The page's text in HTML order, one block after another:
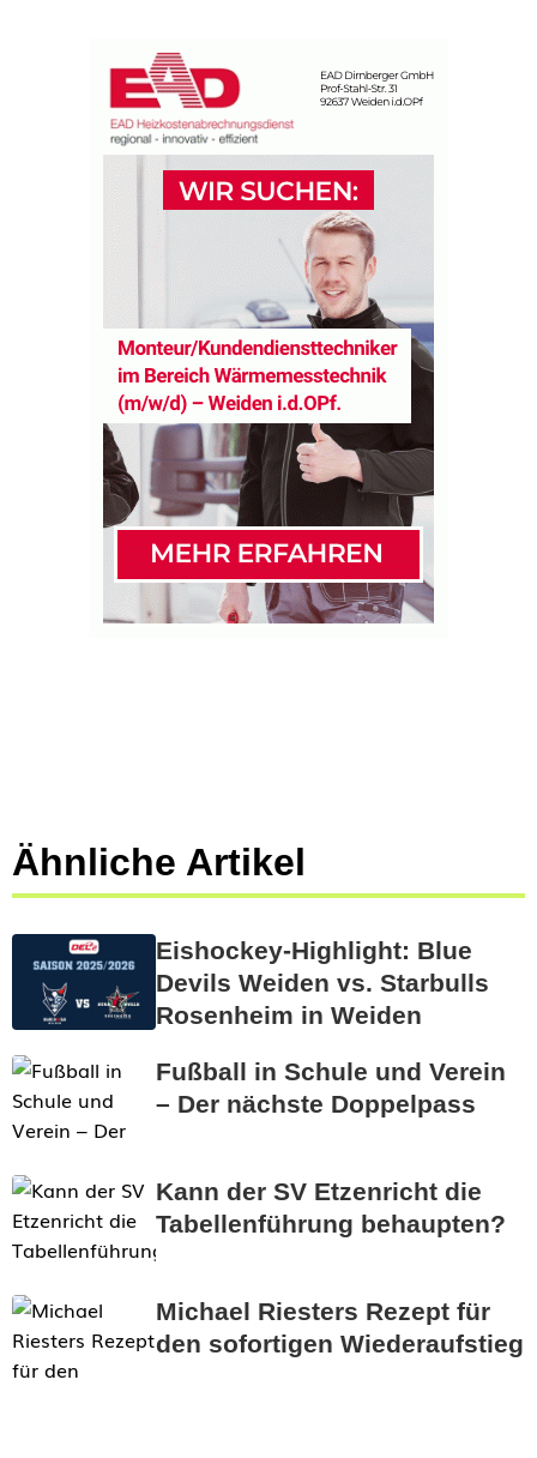
Ähnliche Artikel
Eishockey-Highlight: Blue
Devils Weiden vs. Starbulls
Rosenheim in Weiden
Fußball in Schule und Verein
– Der nächste Doppelpass
Kann der SV Etzenricht die
Tabellenführung behaupten?
Michael Riesters Rezept für
den sofortigen Wiederaufstieg